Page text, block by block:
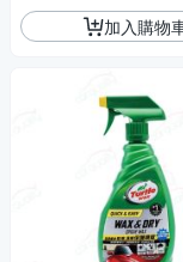
加入購物